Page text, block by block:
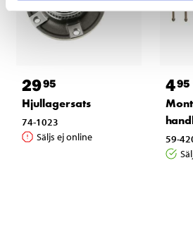
2995
Hjullagersats
74-1023
Säljs ej online
495
59-